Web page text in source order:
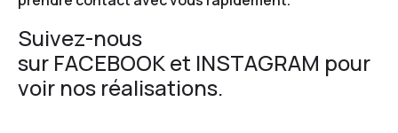
Suivez-nous
sur FACEBOOKet INSTAGRAM pour
voir nos réalisations.